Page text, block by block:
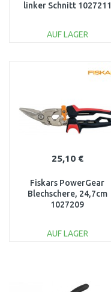
linker Schnitt 1027211
AUF LAGER
25,10 €
Fiskars PowerGear
Blechschere, 24,7cm
1027209
AUF LAGER
Vergleichen